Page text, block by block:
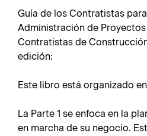
Guía de los Contratistas
Administración de Proyectos
Contratistas de
edición:
Este libro está organizado
La Parte 1 se enfoca en la
en marcha de su negocio.